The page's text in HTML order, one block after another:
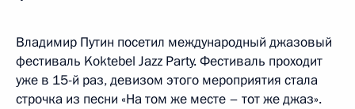
Владимир Путин посетил международный джазовый
фестиваль Koktebel Jazz Party. Фестиваль проходит
уже в 15-й раз, девизом этого мероприятия стала
строчка из песни «На том же месте – тот же джаз».